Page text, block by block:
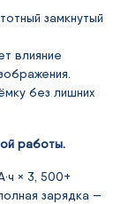
замкнутый
влияние
без лишних
работы.
× 3, 500+
зарядка —